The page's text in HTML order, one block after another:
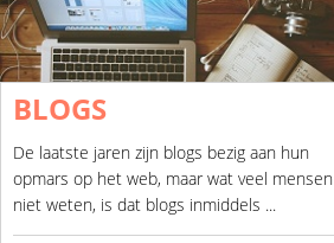
BLOGS
De laatste jaren zijn blogs bezig aan hun
opmars op het web, maar wat veel mensen
niet weten, is dat blogs inmiddels ...